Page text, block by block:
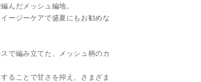
んだメッシュ編地。
ージーケアで盛夏にもお勧めな
で編み立てた、メッシュ柄のカ
ることで甘さを抑え、さまざま